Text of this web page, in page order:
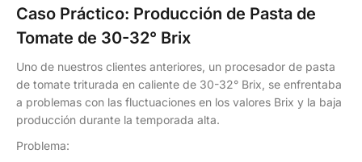
Caso Práctico: Producción de Pasta de
Tomate de 30-32° Brix
Uno de nuestros clientes anteriores, un procesador de pasta
de tomate triturada en caliente de 30-32° Brix, se enfrentaba
a problemas con las fluctuaciones en los valores Brix y la baja
producción durante la temporada alta.
Problema: